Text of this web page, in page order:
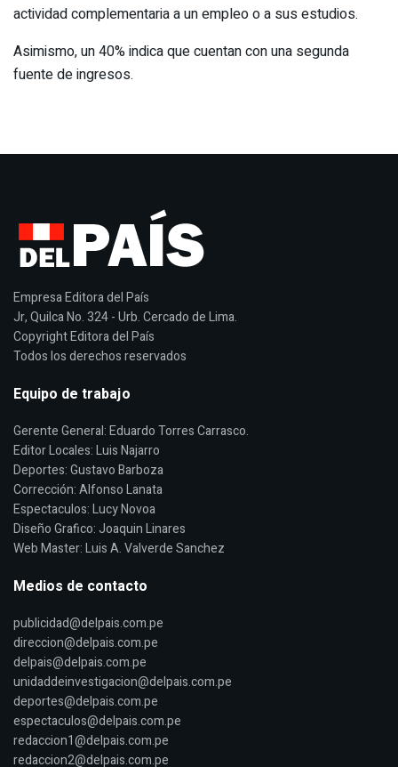
actividad complementaria a un empleo o a sus estudios.
Asimismo, un 40% indica que cuentan con una segunda
fuente de ingresos.
Empresa Editora del País
Jr, Quilca No. 324 - Urb. Cercado de Lima.
Copyright Editora del País
Todos los derechos reservados
Equipo de trabajo
Gerente General: Eduardo Torres Carrasco.
Editor Locales: Luis Najarro
Deportes: Gustavo Barboza
Corrección: Alfonso Lanata
Espectaculos: Lucy Novoa
Diseño Grafico: Joaquin Linares
Web Master: Luis A. Valverde Sanchez
Medios de contacto
publicidad@delpais.com.pe
direccion@delpais.com.pe
delpais@delpais.com.pe
unidaddeinvestigacion@delpais.com.pe
deportes@delpais.com.pe
espectaculos@delpais.com.pe
redaccion1@delpais.com.pe
redaccion2@delpais.com.pe